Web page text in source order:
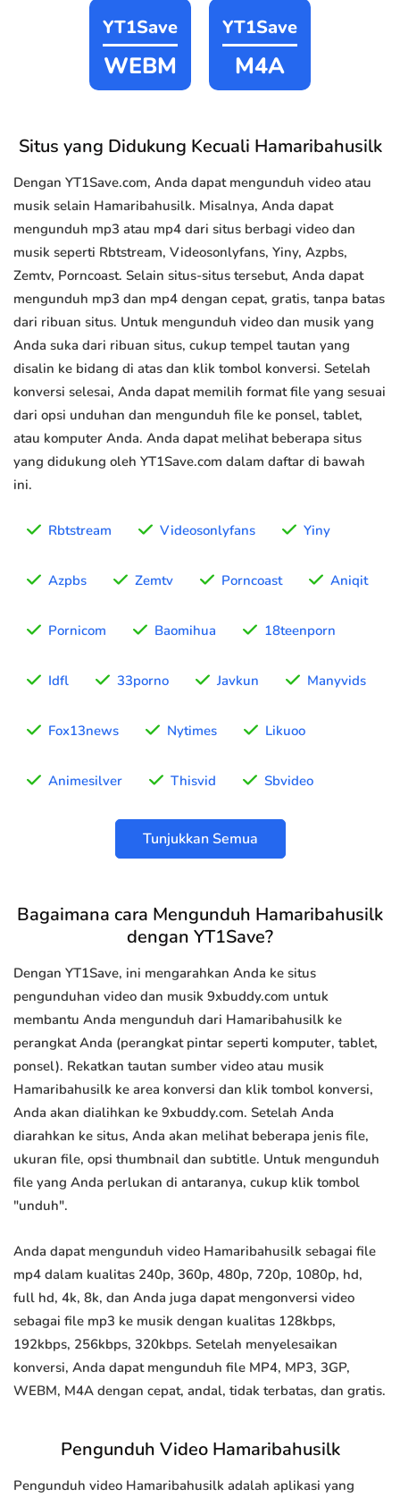
YT1Save
WEBM
YT1Save
M4A
Situs yang Didukung Kecuali Hamaribahusilk
Dengan YT1Save.com, Anda dapat mengunduh video atau
musik selain Hamaribahusilk. Misalnya, Anda dapat
mengunduh mp3 atau mp4 dari situs berbagi video dan
musik seperti Rbtstream, Videosonlyfans, Yiny, Azpbs,
Zemtv, Porncoast. Selain situs-situs tersebut, Anda dapat
mengunduh mp3 dan mp4 dengan cepat, gratis, tanpa batas
dari ribuan situs. Untuk mengunduh video dan musik yang
Anda suka dari ribuan situs, cukup tempel tautan yang
disalin ke bidang di atas dan klik tombol konversi. Setelah
konversi selesai, Anda dapat memilih format file yang sesuai
dari opsi unduhan dan mengunduh file ke ponsel, tablet,
atau komputer Anda. Anda dapat melihat beberapa situs
yang didukung oleh YT1Save.com dalam daftar di bawah
ini.
Rbtstream Videosonlyfans Yiny
Azpbs Zemtv Porncoast Aniqit
Pornicom Baomihua 18teenporn
Idfl 33porno Javkun Manyvids
Fox13news Nytimes Likuoo
Animesilver Thisvid Sbvideo
Tunjukkan Semua
Bagaimana cara Mengunduh Hamaribahusilk
dengan YT1Save?
Dengan YT1Save, ini mengarahkan Anda ke situs
pengunduhan video dan musik 9xbuddy.com untuk
membantu Anda mengunduh dari Hamaribahusilk ke
perangkat Anda (perangkat pintar seperti komputer, tablet,
ponsel). Rekatkan tautan sumber video atau musik
Hamaribahusilk ke area konversi dan klik tombol konversi,
Anda akan dialihkan ke 9xbuddy.com. Setelah Anda
diarahkan ke situs, Anda akan melihat beberapa jenis file,
ukuran file, opsi thumbnail dan subtitle. Untuk mengunduh
file yang Anda perlukan di antaranya, cukup klik tombol
"unduh".
Anda dapat mengunduh video Hamaribahusilk sebagai file
mp4 dalam kualitas 240p, 360p, 480p, 720p, 1080p, hd,
full hd, 4k, 8k, dan Anda juga dapat mengonversi video
sebagai file mp3 ke musik dengan kualitas 128kbps,
192kbps, 256kbps, 320kbps. Setelah menyelesaikan
konversi, Anda dapat mengunduh file MP4, MP3, 3GP,
WEBM, M4A dengan cepat, andal, tidak terbatas, dan gratis.
Pengunduh Video Hamaribahusilk
Pengunduh video Hamaribahusilk adalah aplikasi yang